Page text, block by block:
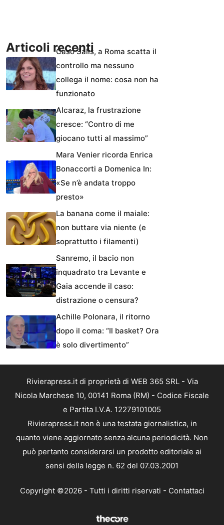
Articoli recentiCaso Salis, a Roma scatta il
controllo ma nessuno
collega il nome: cosa non ha
funzionato
Alcaraz, la frustrazione
cresce: “Contro di me
giocano tutti al massimo”
Mara Venier ricorda Enrica
Bonaccorti a Domenica In:
«Se n’è andata troppo
presto»
La banana come il maiale:
non buttare via niente (e
soprattutto i filamenti)
Sanremo, il bacio non
inquadrato tra Levante e
Gaia accende il caso:
distrazione o censura?
Achille Polonara, il ritorno
dopo il coma: “Il basket? Ora
è solo divertimento”
Rivierapress.it di proprietà di WEB 365 SRL - Via
Nicola Marchese 10, 00141 Roma (RM) - Codice Fiscale
e Partita I.V.A. 12279101005
Rivierapress.it non è una testata giornalistica, in
quanto viene aggiornato senza alcuna periodicità. Non
può pertanto considerarsi un prodotto editoriale ai
sensi della legge n. 62 del 07.03.2001
Copyright ©2026 - Tutti i diritti riservati - Contattaci